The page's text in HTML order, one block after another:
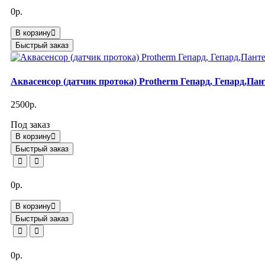
0р.
В корзину
Быстрый заказ
Аквасенсор (датчик протока) Protherm Гепард,
2500р.
Под заказ
В корзину
Быстрый заказ
0р.
В корзину
Быстрый заказ
0р.